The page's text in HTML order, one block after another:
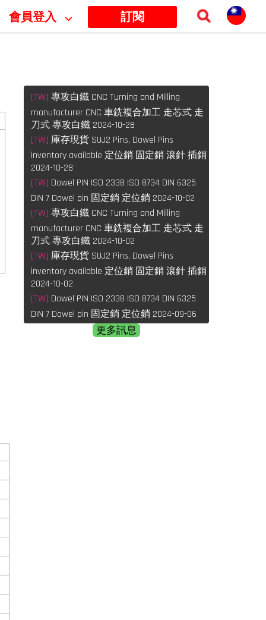
會員登入 ⌵ 訂閱
[TW] 專攻白鐵 CNC Turning and Milling
manufacturer CNC 車銑複合加工 走芯式 走
刀式 專攻白鐵 2024-10-28
[TW] 庫存現貨 SUJ2 Pins, Dowel Pins
inventory available 定位銷 固定銷 滾針 插銷
2024-10-28
[TW] Dowel PIN ISO 2338 ISO 8734 DIN 6325
DIN 7 Dowel pin 固定銷 定位銷 2024-10-02
[TW] 專攻白鐵 CNC Turning and Milling
manufacturer CNC 車銑複合加工 走芯式 走
刀式 專攻白鐵 2024-10-02
[TW] 庫存現貨 SUJ2 Pins, Dowel Pins
inventory available 定位銷 固定銷 滾針 插銷
2024-10-02
[TW] Dowel PIN ISO 2338 ISO 8734 DIN 6325
DIN 7 Dowel pin 固定銷 定位銷 2024-09-06
更多訊息